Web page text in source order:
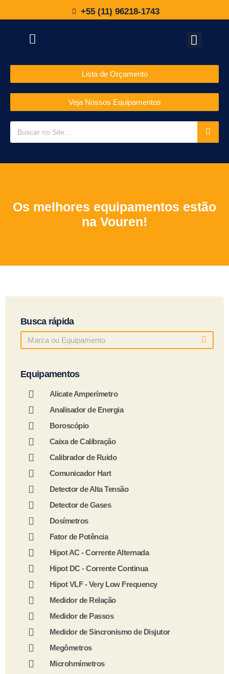
+55 (11) 96218-1743
Lista de Orçamento
Veja Nossos Equipamentos
Os melhores equipamentos estão
na Vouren!
Busca rápida
Equipamentos
Alicate Amperímetro
Analisador de Energia
Boroscópio
Caixa de Calibração
Calibrador de Ruido
Comunicador Hart
Detector de Alta Tensão
Detector de Gases
Dosímetros
Fator de Potência
Hipot AC - Corrente Alternada
Hipot DC - Corrente Continua
Hipot VLF - Very Low Frequency
Medidor de Relação
Medidor de Passos
Medidor de Sincronismo de Disjutor
Megômetros
Microhmímetros